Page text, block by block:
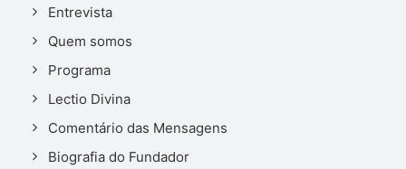
Entrevista
Quem somos
Programa
Lectio Divina
Comentário das Mensagens
Biografia do Fundador